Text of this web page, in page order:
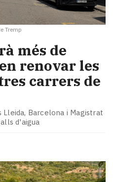
Tremp
més de
renovar les
carrers de
Barcelona i Magistrat
d'aigua